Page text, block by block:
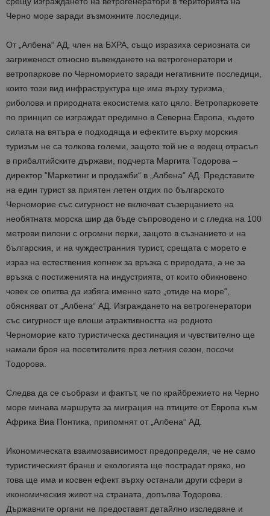
Черно море заради възможните последици.
От „Албена“ АД, член на БХРА, също изразиха сериозната си
загриженост относно въвеждането на ветрогенератори и
ветропаркове по Черноморието заради негативните последици,
които този вид инфраструктура ще има върху туризма,
риболова и природната екосистема като цяло. Ветропарковете
по принцип се изграждат предимно в Северна Европа, където
силата на вятъра е подходяща и ефектите върху морския
туризъм не са толкова големи, защото той не е водещ отрасъл
в прибалтийските държави, подчерта Маргита Тодорова –
директор “Mаркетинг и продажби“ в „Албена“ АД. Представите
на един турист за приятен летен отдих по българското
Черноморие със сигурност не включват съзерцанието на
необятната морска шир да бъде съпроводено и с гледка на 100
метрови пилони с огромни перки, защото в съзнанието и на
българския, и на чуждестранния турист, срещата с морето е
израз на естествения копнеж за връзка с природата, а не за
връзка с постиженията на индустрията, от които обикновено
човек се опитва да избяга именно като „отиде на море“,
обясняват от „Албена“ АД. Изграждането на ветрогенератори
със сигурност ще влоши атрактивността на родното
Черноморие като туристическа дестинация и чувствително ще
намали броя на посетителите през летния сезон, посочи
Тодорова.
Следва да се съобрази и фактът, че по крайбрежието на Черно
море минава маршрута за миграция на птиците от Европа към
Африка Виа Понтика, припомнят от „Албена“ АД.
Икономическата взаимозависимост предопределя, че не само
туристическият бранш и екологията ще пострадат пряко, но
това ще има и косвен ефект върху останали други сфери в
икономическия живот на страната, допълва Тодорова.
Държавните органи не предоставят детайлно изследване и